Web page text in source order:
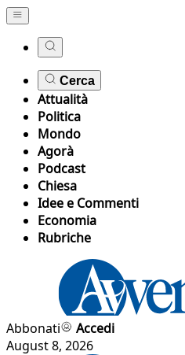
Cerca
Attualità
Politica
Mondo
Agorà
Podcast
Chiesa
Idee e Commenti
Economia
Rubriche
Abbonati
Accedi
August 8, 2026